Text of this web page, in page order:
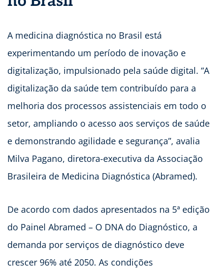
A medicina diagnóstica no Brasil está
experimentando um período de inovação e
digitalização, impulsionado pela saúde digital. “A
digitalização da saúde tem contribuído para a
melhoria dos processos assistenciais em todo o
setor, ampliando o acesso aos serviços de saúde
e demonstrando agilidade e segurança”, avalia
Milva Pagano, diretora-executiva da Associação
Brasileira de Medicina Diagnóstica (Abramed).
De acordo com dados apresentados na 5ª edição
do Painel Abramed – O DNA do Diagnóstico, a
demanda por serviços de diagnóstico deve
crescer 96% até 2050. As condições